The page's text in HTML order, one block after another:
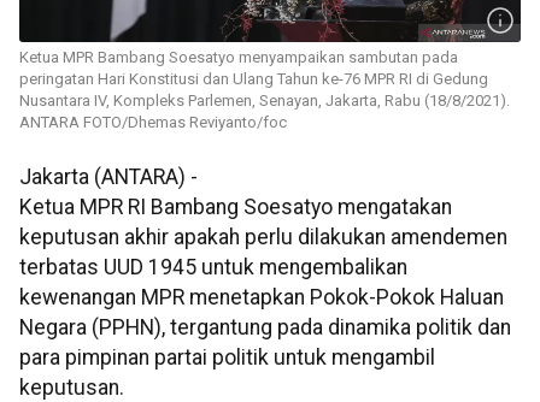
Ketua MPR Bambang Soesatyo menyampaikan sambutan pada
peringatan Hari Konstitusi dan Ulang Tahun ke-76 MPR RI di Gedung
Nusantara IV, Kompleks Parlemen, Senayan, Jakarta, Rabu (18/8/2021).
ANTARA FOTO/Dhemas Reviyanto/foc
Jakarta (ANTARA) -
Ketua MPR RI Bambang Soesatyo mengatakan
keputusan akhir apakah perlu dilakukan amendemen
terbatas UUD 1945 untuk mengembalikan
kewenangan MPR menetapkan Pokok-Pokok Haluan
Negara (PPHN), tergantung pada dinamika politik dan
para pimpinan partai politik untuk mengambil
keputusan.